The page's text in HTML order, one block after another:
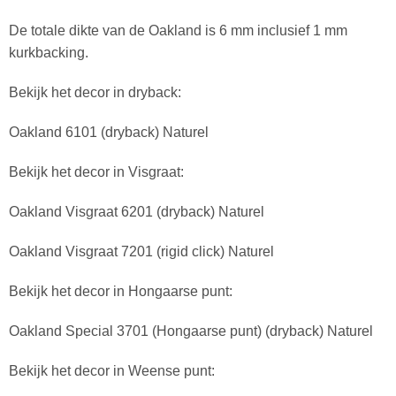
De totale dikte van de Oakland is 6 mm inclusief 1 mm
kurkbacking.
Bekijk het decor in dryback:
Oakland 6101 (dryback) Naturel
Bekijk het decor in Visgraat:
Oakland Visgraat 6201 (dryback) Naturel
Oakland Visgraat 7201 (rigid click) Naturel
Bekijk het decor in Hongaarse punt:
Oakland Special 3701 (Hongaarse punt) (dryback) Naturel
Bekijk het decor in Weense punt: